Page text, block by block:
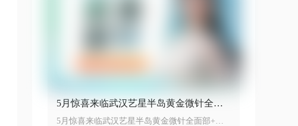
5月惊喜来临武汉艺星半岛黄金微针全面
部+舒敏之星低至899元
5月惊喜来临武汉艺星半岛黄金微针全面部+舒